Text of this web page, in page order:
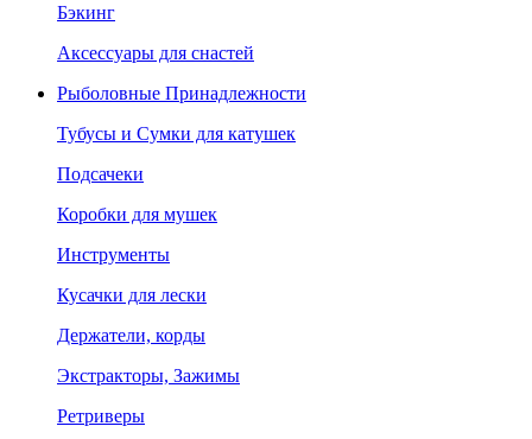
Бэкинг
Аксессуары для снастей
Рыболовные Принадлежности
Тубусы и Сумки для катушек
Подсачеки
Коробки для мушек
Инструменты
Кусачки для лески
Держатели, корды
Экстракторы, Зажимы
Ретриверы